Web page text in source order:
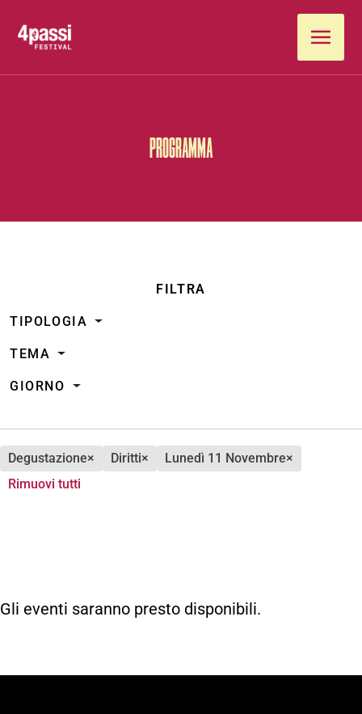
PROGRAMMA
FILTRA
TIPOLOGIA
TEMA
GIORNO
degustazione× diritti× lunedì 11 Novembre×
Rimuovi tutti
Gli eventi saranno presto disponibili.